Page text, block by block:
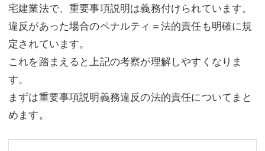
宅建業法で、重要事項説明は義務付けられています。
違反があった場合のペナルティ＝法的責任も明確に規
定されています。
これを踏まえると上記の考察が理解しやすくなりま
す。
まずは重要事項説明義務違反の法的責任についてまと
めます。